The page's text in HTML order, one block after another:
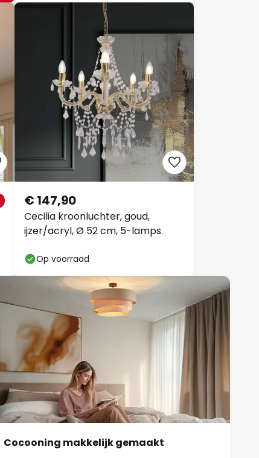
Cecilia kroonluchter, goud,
ijzer/acryl, Ø 52 cm, 5-lamps.
€ 147,90
Op voorraad
Cocooning makkelijk gemaakt